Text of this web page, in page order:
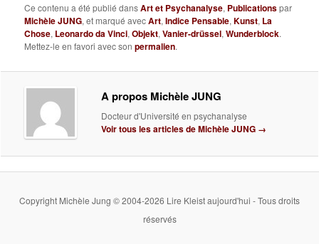
Ce contenu a été publié dansArt et Psychanalyse, Publicationspar
Michèle JUNG, et marqué avecArt,Indice Pensable,Kunst, La
Chose, Leonardo da Vinci,Objekt,Vanier-drüssel,Wunderblock.
Mettez-le en favori avec sonpermalien.
A propos Michèle JUNG
Docteur d'Université en psychanalyse
Voir tous les articles de Michèle JUNG →
Copyright Michèle Jung © 2004-2026 Lire Kleist aujourd'hui - Tous droits
réservés